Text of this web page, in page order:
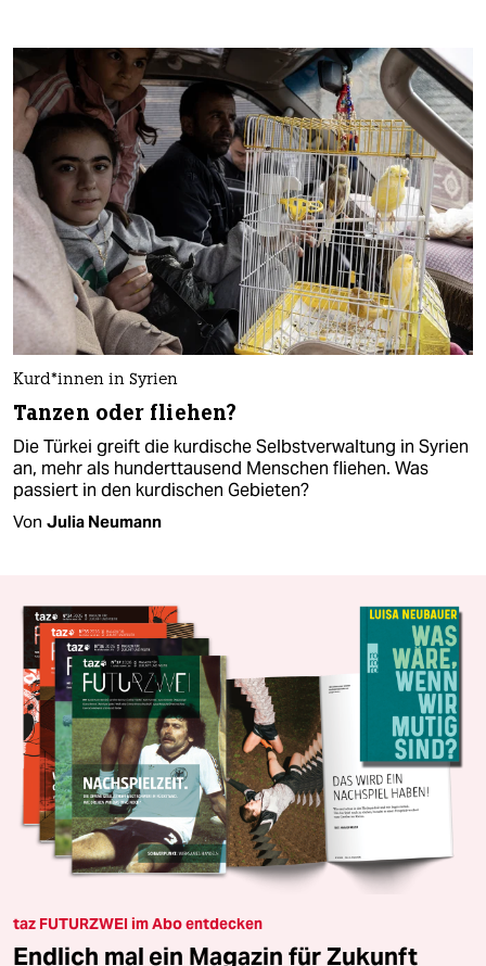
Kur­d*in­nen in Syrien
Tanzen oder fliehen?
Die Türkei greift die kurdische Selbstverwaltung in Syrien
an, mehr als hunderttausend Menschen fliehen. Was
passiert in den kurdischen Gebieten?
Von Julia Neumann
taz FUTURZWEI im Abo entdecken
Endlich mal ein Magazin für Zukunft